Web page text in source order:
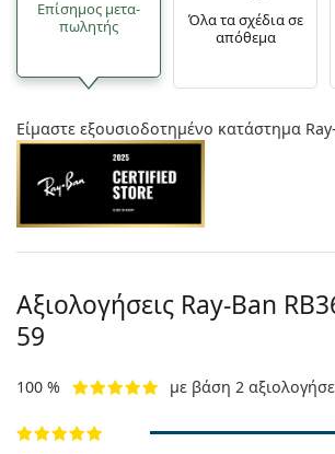
Επίσημος μετα­
πωλητής
Όλα τα σχέδια σε
απόθεμα
Είμαστε εξουσιοδοτημένο κατάστημα
Αξιολογήσεις Ray-Ban
59
100 % με βάση 2